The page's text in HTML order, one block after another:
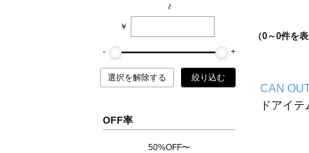
~
￥
選択を解除する 絞り込む
OFF率
50%OFF〜
（0～0件を表
CAN
ドアイ